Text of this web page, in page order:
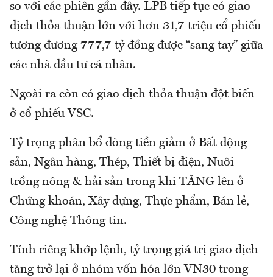
so với các phiên gần đây. LPB tiếp tục có giao
dịch thỏa thuận lớn với hơn 31,7 triệu cổ phiếu
tương đương 777,7 tỷ đồng được “sang tay” giữa
các nhà đầu tư cá nhân.
Ngoài ra còn có giao dịch thỏa thuận đột biến
ở cổ phiếu VSC.
Tỷ trọng phân bổ dòng tiền giảm ở Bất động
sản, Ngân hàng, Thép, Thiết bị điện, Nuôi
trồng nông & hải sản trong khi TĂNG lên ở
Chứng khoán, Xây dựng, Thực phẩm, Bán lẻ,
Công nghệ Thông tin.
Tính riêng khớp lệnh, tỷ trọng giá trị giao dịch
tăng trở lại ở nhóm vốn hóa lớn VN30 trong